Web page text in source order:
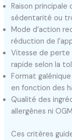
Raison principale
sédentarité ou
Mode d’action
réduction de
Vitesse de perte
rapide selon la
Format
en fonction des
Qualité des
allergènes ni
Ces critères